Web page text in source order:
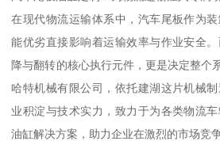
在现代物流运输体系中，汽车尾板作为
能优劣直接影响着运输效率与作业安全
降与翻转的核心执行元件，更是决定整个
哈特机械有限公司，依托建湖这片机械
业积淀与技术实力，致力于为各类物流
油缸解决方案，助力企业在激烈的市场竞